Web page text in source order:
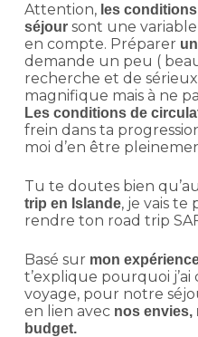
Attention, les
séjoursont une
en compte. Préparer
demande un peu (
recherche et de
magnifique mais à ne
Les conditions de
frein dans ta
moi d’en être
Tu te doutes bien
trip en Islande, je vais te
rendre ton road trip
Basé sur mon
t’explique pourquoi j’ai
voyage, pour notre
en lien avec nos envies,
budget.